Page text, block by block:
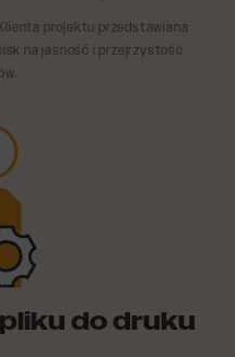
projektu przedstawiana
na jasność i przejrzystość
do druku